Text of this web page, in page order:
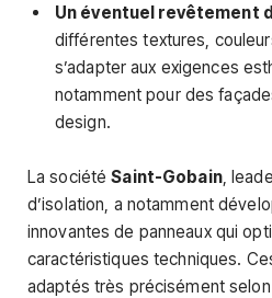
Un éventuel revêtement
différentes textures,
s’adapter aux exigences
notamment pour des
design.
La sociétéSaint-Gobain,
d’isolation, a notamment
innovantes de panneaux qui
caractéristiques techniques.
adaptés très précisément selon